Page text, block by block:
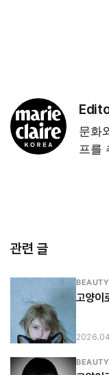
문화
프를
관련 글
고양이